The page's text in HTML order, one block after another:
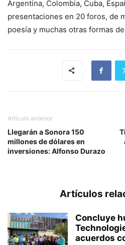
Argentina, Colombia, Cuba,
presentaciones en 20 foros, de
poesía y muchas otras formas
Artículo anterior
Llegarán a Sonora 150
millones de dólares en
inversiones: Alfonso Durazo
Artículos
Concluye
acuerdos